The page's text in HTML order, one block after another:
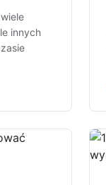
innych